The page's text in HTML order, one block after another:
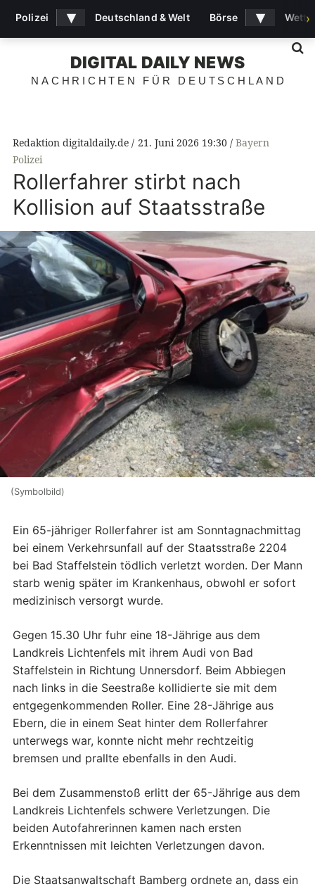
DIGITAL DAILY NEWS
NACHRICHTEN FÜR DEUTSCHLAND
Redaktion digitaldaily.de 21. Juni 2026 19:30
Bayern
Polizei
Rollerfahrer stirbt nach
Kollision auf Staatsstraße
(Symbolbild)
Ein 65-jähriger Rollerfahrer ist am Sonntagnachmittag
bei einem Verkehrsunfall auf der Staatsstraße 2204
bei Bad Staffelstein tödlich verletzt worden. Der Mann
starb wenig später im Krankenhaus, obwohl er sofort
medizinisch versorgt wurde.
Gegen 15.30 Uhr fuhr eine 18-Jährige aus dem
Landkreis Lichtenfels mit ihrem Audi von Bad
Staffelstein in Richtung Unnersdorf. Beim Abbiegen
nach links in die Seestraße kollidierte sie mit dem
entgegenkommenden Roller. Eine 28-Jährige aus
Ebern, die in einem Seat hinter dem Rollerfahrer
unterwegs war, konnte nicht mehr rechtzeitig
bremsen und prallte ebenfalls in den Audi.
Bei dem Zusammenstoß erlitt der 65-Jährige aus dem
Landkreis Lichtenfels schwere Verletzungen. Die
beiden Autofahrerinnen kamen nach ersten
Erkenntnissen mit leichten Verletzungen davon.
Die Staatsanwaltschaft Bamberg ordnete an, dass ein
Polizei ▾ Deutschland & Welt Börse ▾ ›